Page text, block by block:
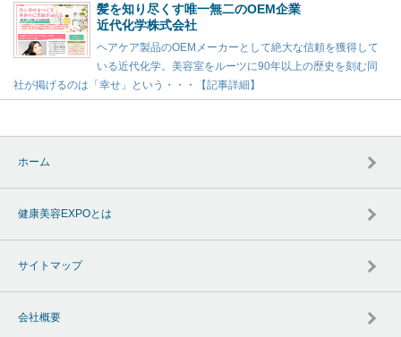
髪を知り尽くす唯一無二のOEM企業
近代化学株式会社
ヘアケア製品のOEMメーカーとして絶大な信頼を獲得して
いる近代化学。美容室をルーツに90年以上の歴史を刻む同
社が掲げるのは「幸せ」という・・・【記事詳細】
ホーム
健康美容EXPOとは
サイトマップ
会社概要